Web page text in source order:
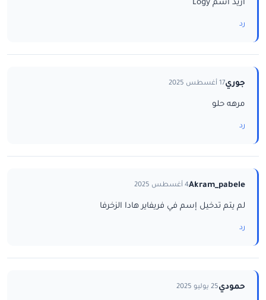
اريد اسم Logy
رد
جوري17 أغسطس 2025
مرهه حلو
رد
Akram_pabele4 أغسطس 2025
لم يتم تدخيل إسم في فريفاير هادا الزخرفا
رد
حمودي25 يوليو 2025